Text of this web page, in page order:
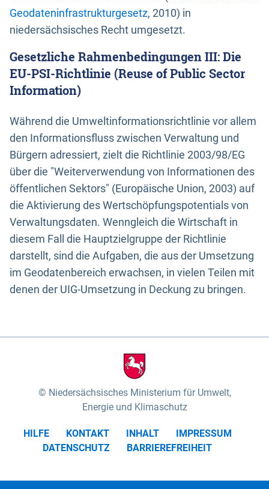
Geodateninfrastrukturgesetz, 2010) in
niedersächsisches Recht umgesetzt.
Gesetzliche Rahmenbedingungen III: Die
EU-PSI-Richtlinie (Reuse of Public Sector
Information)
Während die Umweltinformationsrichtlinie vor allem
den Informationsfluss zwischen Verwaltung und
Bürgern adressiert, zielt die Richtlinie 2003/98/EG
über die "Weiterverwendung von Informationen des
öffentlichen Sektors" (Europäische Union, 2003) auf
die Aktivierung des Wertschöpfungspotentials von
Verwaltungsdaten. Wenngleich die Wirtschaft in
diesem Fall die Hauptzielgruppe der Richtlinie
darstellt, sind die Aufgaben, die aus der Umsetzung
im Geodatenbereich erwachsen, in vielen Teilen mit
denen der UIG-Umsetzung in Deckung zu bringen.
Niedersächsisches Ministerium für Umwelt,
Energie und Klimaschutz
HILFE KONTAKT INHALT
IMPRESSUM
DATENSCHUTZ
BARRIEREFREIHEIT